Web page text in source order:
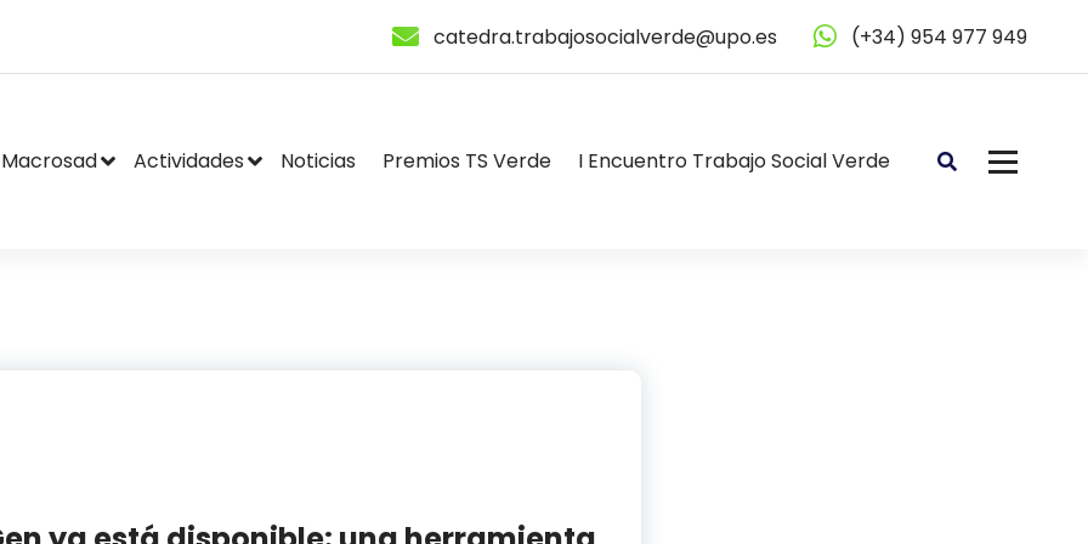
catedra.trabajosocialverde@upo.es (+34) 954 977 949
Macrosad Actividades Noticias Premios TS Verde I Encuentro Trabajo Social Verde